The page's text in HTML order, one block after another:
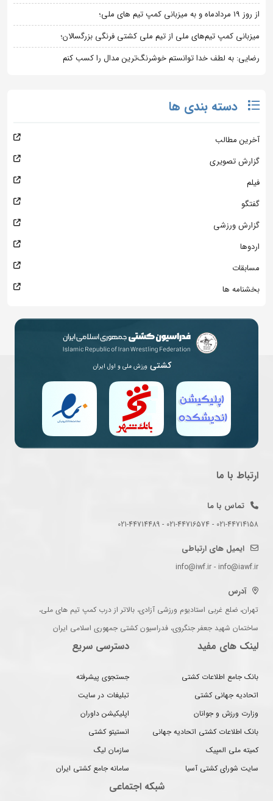
از روز 19 مردادماه و به میزبانی کمپ تیم های ملی؛
میزبانی کمپ تیم‌های ملی از تیم ملی کشتی فرنگی بزرگسالان؛
رضایی: به لطف خدا توانستم خوشرنگ‌ترین مدال را کسب کنم
دسته بندی ها
آخرین مطالب
گزارش تصویری
فیلم
گفتگو
گزارش ورزشی
اردوها
مسابقات
بخشنامه ها
کشتی ورزش ملی و اول ایران
ارتباط با ما
تماس با ما
021-44714158 - 021-44716574 - 021-44714489
ایمیل های ارتباطی
info@iwf.ir - info@iawf.ir
آدرس
تهران، ضلع غربی استادیوم ورزشی آزادی، بالاتر از درب کمپ تیم های ملی،
ساختمان شهید جعفر جنگروی، فدراسیون کشتی جمهوری اسلامی ایران
لینک های مفید
بانک جامع اطلاعات کشتی
اتحادیه جهانی کشتی
وزارت ورزش و جوانان
بانک اطلاعات کشتی اتحادیه جهانی
کمیته ملی المپیک
سایت شورای کشتی آسیا
دسترسی سریع
جستجوی پیشرفته
تبلیغات در سایت
اپلیکیشن داوران
انستیتو کشتی
سازمان لیگ
سامانه جامع کشتی ایران
شبکه اجتماعی